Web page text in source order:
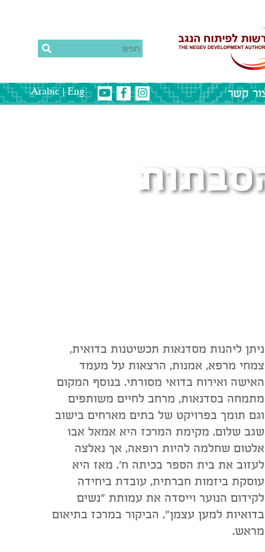
קשר Arabic|Eng
ניתן ליהנות מסדנאות תכשיטנות בדואית,
צמחי מרפא, אמנות, הרצאות על מעמד
האישה ואירוח בדואי מסורתי. בנוסף המקום
מתמחה בסדנאות, מרחב לחיים משותפים
וגם תומך בפרויקט של בתים מארחים בישוב
שגב שלום. מקימת המרכז היא אמאל אבו
אלטום שחלמה להיות רופאה, אך נאלצה
לעזוב את בית הספר בכיתה ח'. מאז היא
עוסקת ביזמות חברתית, עובדת ביחידה
לקידום הנוער וייסדה את עמותת "נשים
בדואיות למען עצמן". הביקור במרכז בתיאום
מראש.